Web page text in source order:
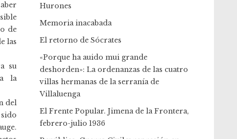
de
las
su
la
del
Hurones
Memoria inacabada
El retorno de Sócrates
«Porque ha auido mui grande
deshorden»: La ordenanzas de las cuatro
villas hermanas de la serranía de
Villaluenga
El Frente Popular. Jimena de la Frontera,
febrero-julio 1936